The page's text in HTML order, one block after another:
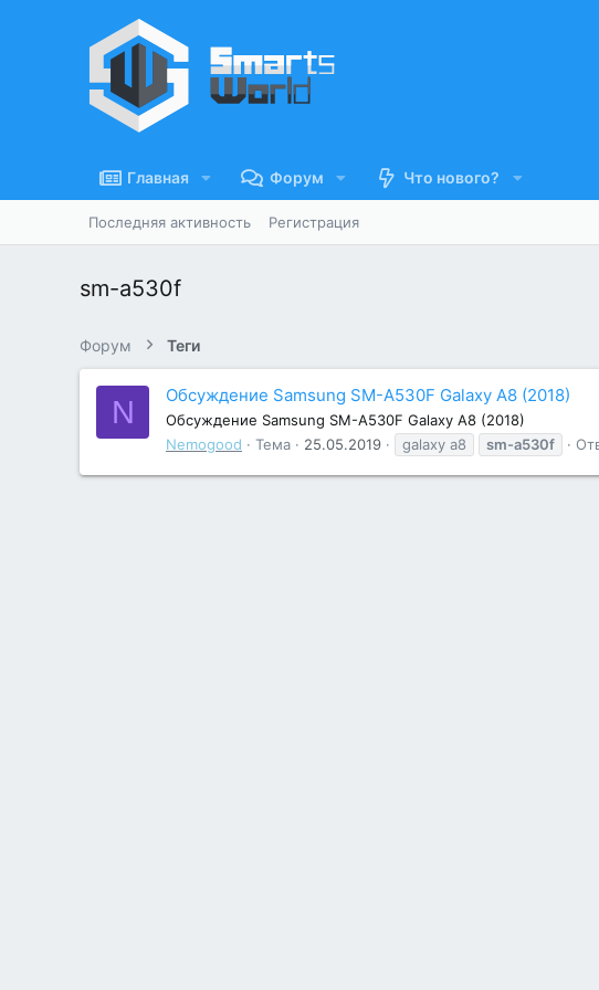
Главная Форум Что нового?
Последняя активность Регистрация
sm-a530f
Форум Теги
N Обсуждение Samsung SM-A530F Galaxy A8 (2018)
Обсуждение Samsung SM-A530F Galaxy A8 (2018)
Nemogood
Тема 25.05.2019 galaxy a8 sm-a530f